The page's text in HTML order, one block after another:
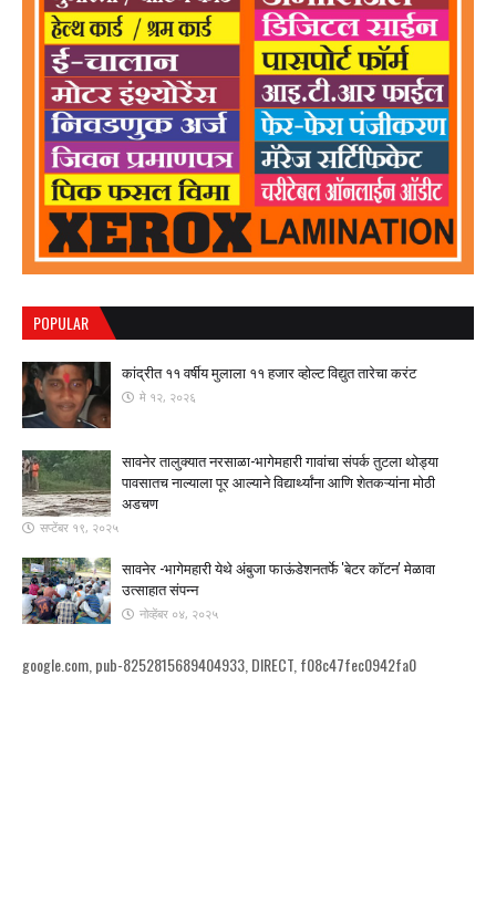
POPULAR
कांद्रीत ११ वर्षीय मुलाला ११ हजार व्होल्ट विद्युत तारेचा करंट
मे १२, २०२६
सावनेर तालुक्यात नरसाळा-भागेमहारी गावांचा संपर्क तुटला ​थोड्या
पावसातच नाल्याला पूर आल्याने विद्यार्थ्यांना आणि शेतकऱ्यांना मोठी
अडचण
सप्टेंबर १९, २०२५
सावनेर -भागेमहारी येथे अंबुजा फाऊंडेशनतर्फे 'बेटर कॉटन' मेळावा
उत्साहात संपन्न
नोव्हेंबर ०४, २०२५
google.com, pub-8252815689404933, DIRECT, f08c47fec0942fa0